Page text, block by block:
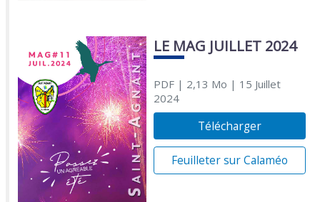
LE MAG JUILLET 2024
PDF| 2,13 Mo | 15 Juillet
2024
Télécharger
Feuilleter sur Calaméo